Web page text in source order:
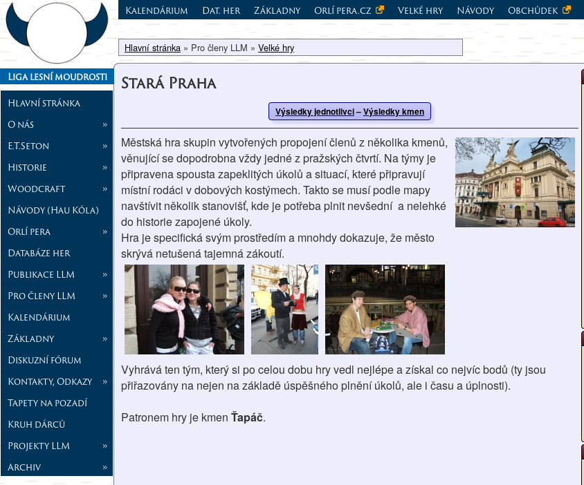
Liga lesní moudrosti
Hlavní stránka
O nás
»
E.T.Seton
»
Historie
»
Woodcraft
»
Návody (Hau Kóla)
Orlí pera
»
Databáze her
Publikace LLM
»
Pro členy LLM
»
Kalendárium
Základny
»
Diskuzní fórum
Kontakty, Odkazy
»
Tapety na pozadí
Kruh dárců
Projekty LLM
»
Archiv
»
Kalendárium Dat. her Základny Orlí pera.cz Velké hry Návody Obchůdek
Hlavní stránka » Pro členy LLM » Velké hry
Stará Praha
Výsledky jednotlivci–Výsledky kmen
Městská hra skupin vytvořených propojení členů z několika kmenů,
věnující se dopodrobna vždy jedné z pražských čtvrtí. Na týmy je
připravena spousta zapeklitých úkolů a situací, které připravují
místní rodáci v dobových kostýmech. Takto se musí podle mapy
navštívit několik stanovišť, kde je potřeba plnit nevšední a nelehké
do historie zapojené úkoly.
Hra je specifická svým prostředím a mnohdy dokazuje, že město
skrývá netušená tajemná zákoutí.
Vyhrává ten tým, který si po celou dobu hry vedl nejlépe a získal co nejvíc bodů (ty jsou
přiřazovány na nejen na základě úspěšného plnění úkolů, ale i času a úplnosti).
Patronem hry je kmen Ťapáč.